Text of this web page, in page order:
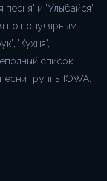
песня" и "Улыбайся"
по популярным
"Кухня",
список
группы IOWA.